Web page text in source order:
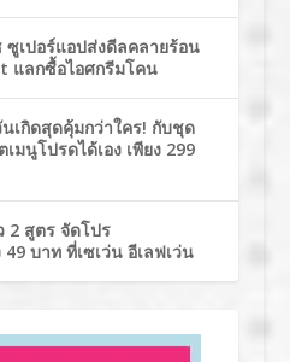
เปอร์แอปส่งดีลคลายร้อน
แลกซื้อไอศกรีมโคน
เกิดสุดคุ้มกว่าใคร! กับชุด
เมนูโปรดได้เอง เพียง 299
2 สูตร จัดโปร
49 บาท ที่เซเว่น อีเลฟเว่น